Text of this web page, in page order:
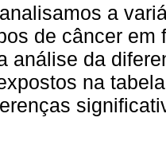
a
de câncer
análise da
na